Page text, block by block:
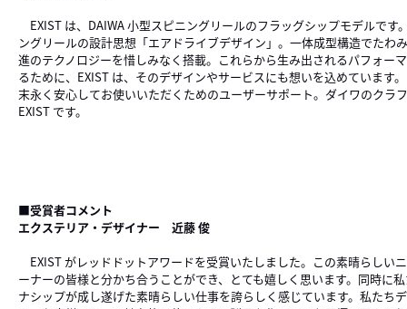
EXIST は、DAIWA 小型スピニングリールのフラッグシップモデルで
ングリールの設計思想「エアドライブデザイン」。一体成型構造でた
進のテクノロジーを惜しみなく搭載。これらから生み出されるパフォ
るために、EXIST は、そのデザインやサービスにも想いを込めていま
末永く安心してお使いいただくためのユーザーサポート。ダイワのク
EXIST です。
■受賞者コメント
エクステリア・デザイナー 近藤 俊
EXIST がレッドドットアワードを受賞いたしました。この素晴らしい
ーナーの皆様と分かち合うことができ、とても嬉しく思います。同時に
ナシップが成し遂げた素晴らしい仕事を誇らしく感じています。私たち